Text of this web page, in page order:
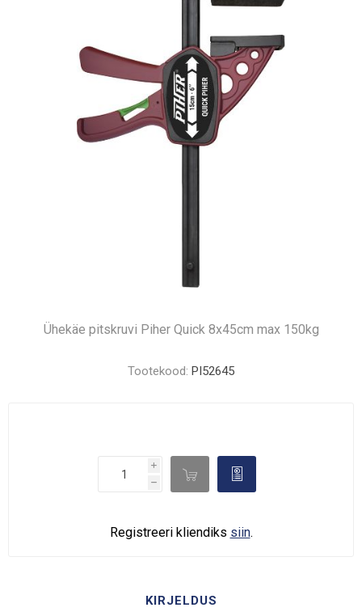
Ühekäe pitskruvi Piher Quick 8x45cm max 150kg
Tootekood: PI52645
i
h
d 
Registreeri kliendiks siin.
KIRJELDUS